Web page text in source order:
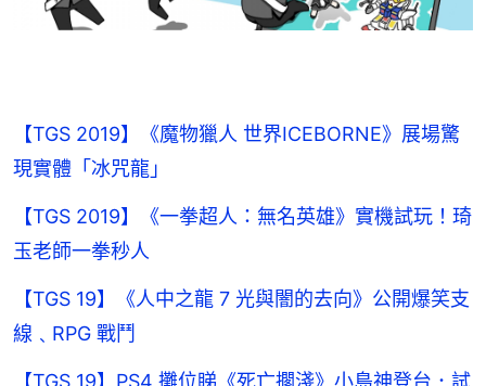
【TGS 2019】《魔物獵人 世界ICEBORNE》展場驚
現實體「冰咒龍」
【TGS 2019】《一拳超人：無名英雄》實機試玩！琦
玉老師一拳秒人
【TGS 19】《人中之龍 7 光與闇的去向》公開爆笑支
線﹑RPG 戰鬥
【TGS 19】PS4 攤位睇《死亡擱淺》小島神登台．試